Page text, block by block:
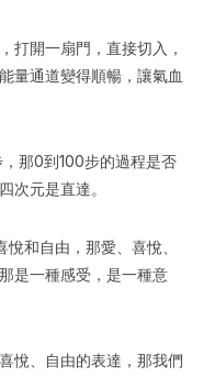
打開一扇門，直接切入，
量通道變得順暢，讓氣血
那0到100步的過程是否
次元是直達。
和自由，那愛、喜悅、
是一種感受，是一種意
悅、自由的表達，那我們